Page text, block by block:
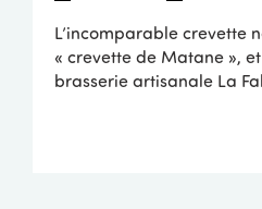
L’incomparable crevette
« crevette de Matane »,
brasserie artisanale La